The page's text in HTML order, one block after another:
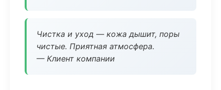
Чистка и уход — кожа дышит, поры
чистые. Приятная атмосфера.
— Клиент компании